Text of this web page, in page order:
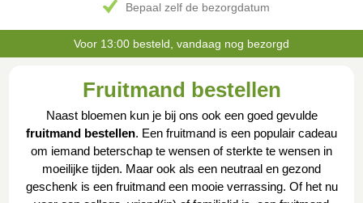
Bepaal zelf de bezorgdatum
Voor 13:00 besteld, vandaag nog bezorgd
Fruitmand bestellen
Naast bloemen kun je bij ons ook een goed gevulde
fruitmand bestellen. Een fruitmand is een populair cadeau
om iemand beterschap te wensen of sterkte te wensen in
moeilijke tijden. Maar ook als een neutraal en gezond
geschenk is een fruitmand een mooie verrassing. Of het nu